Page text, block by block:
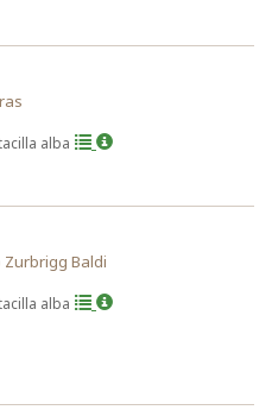
alba
Zurbrigg Baldi
alba